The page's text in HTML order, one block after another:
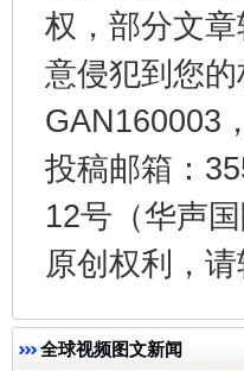
权，部分文
意侵犯到您
GAN160003
投稿邮箱：
12号（华声
原创权利，
全球视频图文新闻